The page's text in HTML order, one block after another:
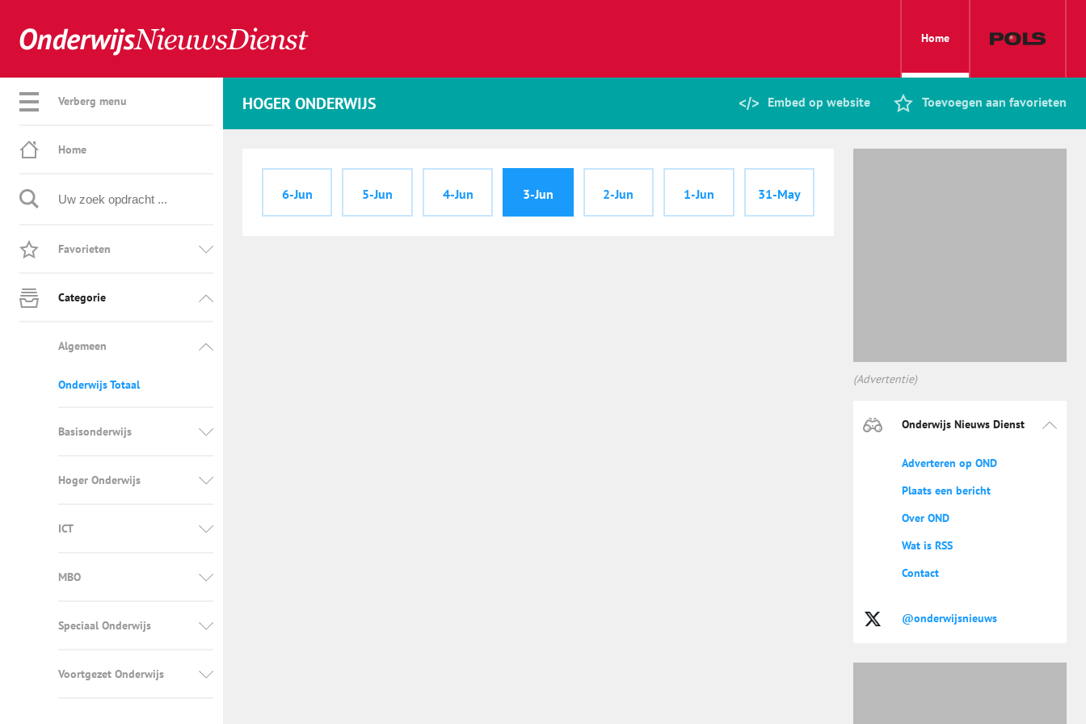
Home
Verberg menu
Home
Favorieten
Categorie
Algemeen
Onderwijs Totaal
Basisonderwijs
Hoger Onderwijs
ICT
MBO
Speciaal Onderwijs
Voortgezet Onderwijs
HOGER ONDERWIJS Embed op website Toevoegen aan favorieten
6-Jun 5-Jun 4-Jun 3-Jun 2-Jun 1-Jun 31-May
(Advertentie)
Onderwijs Nieuws Dienst
Adverteren op OND
Plaats een bericht
Over OND
Wat is RSS
Contact
@onderwijsnieuws